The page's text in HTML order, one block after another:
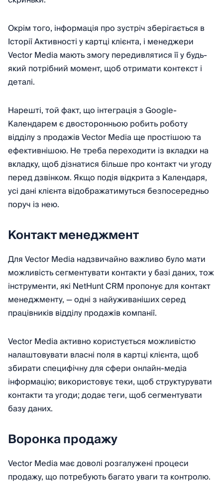
Окрім того, інформація про зустріч зберігається в
Історії Активності у картці клієнта, і менеджери
Vector Media мають змогу передивлятися її у будь-
який потрібний момент, щоб отримати контекст і
деталі.
Нарешті, той факт, що інтеграція з Google-
Календарем є двосторонньою робить роботу
відділу з продажів Vector Media ще простішою та
ефективнішою. Не треба переходити із вкладки на
вкладку, щоб дізнатися більше про контакт чи угоду
перед дзвінком. Якщо подія відкрита з Календаря,
усі дані клієнта відображатимуться безпосередньо
поруч із нею.
Контакт менеджмент
Для Vector Media надзвичайно важливо було мати
можливість сегментувати контакти у базі даних, тож
інструменти, які NetHunt CRM пропонує для контакт
менеджменту, — одні з найуживаніших серед
працівників відділу продажів компанії.
Vector Media активно користується можливістю
налаштовувати власні поля в картці клієнта, щоб
збирати специфічну для сфери онлайн-медіа
інформацію; використовує теки, щоб структурувати
контакти та угоди; додає теги, щоб сегментувати
базу даних.
Воронка продажу
Vector Media має доволі розгалужені процеси
продажу, що потребують багато уваги та контролю.